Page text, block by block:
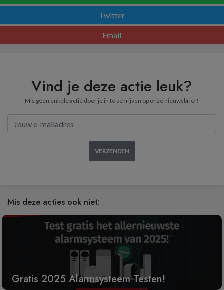
Twitter
Email
Vind je deze actie leuk?
Mis geen enkele actie door je in te schrijven op onze nieuwsbrief!
VERZENDEN
Mis deze acties ook niet:
Gratis 2025 Alarmsysteem Testen!